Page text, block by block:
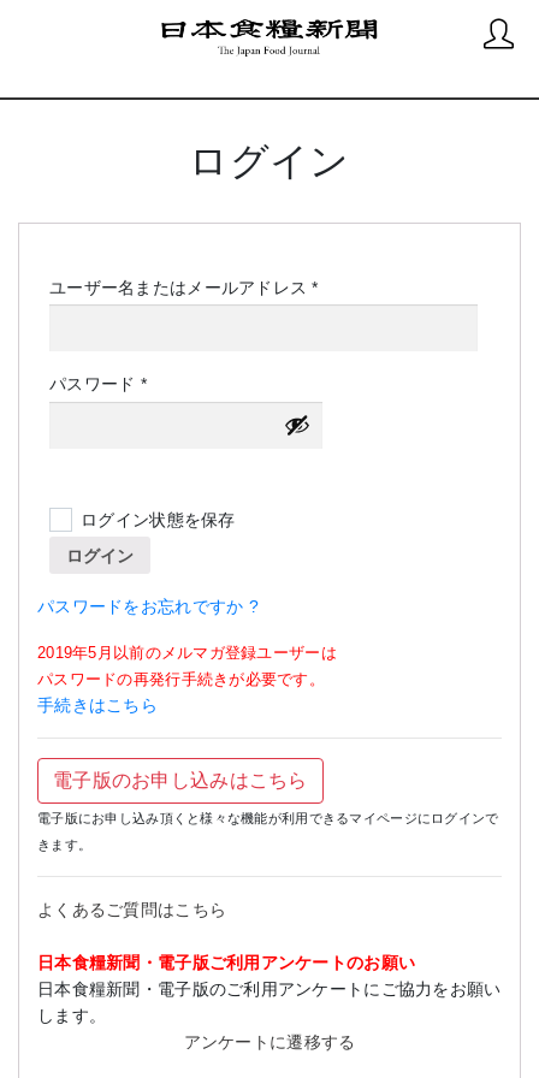
ログイン
ユーザー名またはメールアドレス*必
パスワード *必
須
ログイン状態を保存
ログイン
パスワードをお忘れですか ?
2019年5月以前のメルマガ登録ユーザーは
パスワードの再発行手続きが必要です。
手続きはこちら
電子版のお申し込みはこちら
電子版にお申し込み頂くと様々な機能が利用できるマイページにログインで
きます。
よくあるご質問はこちら
日本食糧新聞・電子版ご利用アンケートのお願い
日本食糧新聞・電子版のご利用アンケートにご協力をお願い
します。
アンケートに遷移する